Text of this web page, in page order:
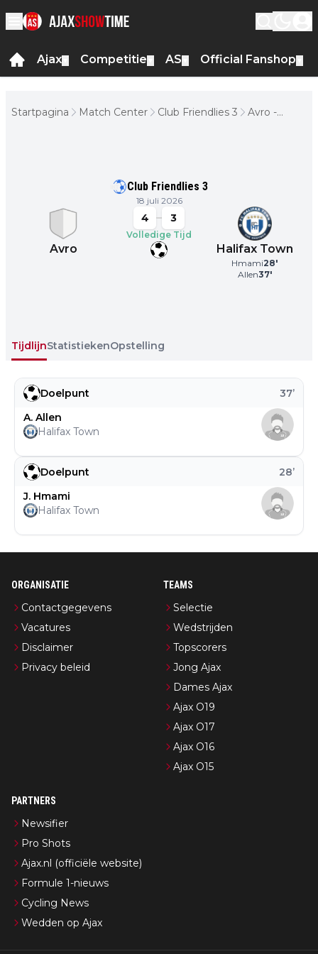
Ajax Competitie AS Official Fanshop
Startpagina Match Center Club Friendlies 3
Avro -
Club Friendlies 3
18 juli 2026
Avro
4 3
Volledige Tijd
Halifax Town
Hmami28'
Allen37'
TijdlijnStatistiekenOpstelling
Doelpunt 28’
J. Hmami
Halifax Town
Doelpunt 37’
A. Allen
Halifax Town
ORGANISATIE
Contactgegevens
Vacatures
Disclaimer
Privacy beleid
TEAMS
Selectie
Wedstrijden
Topscorers
Jong Ajax
Dames Ajax
Ajax O19
Ajax O17
Ajax O16
Ajax O15
PARTNERS
Newsifier
Pro Shots
Ajax.nl (officiële website)
Formule 1-nieuws
Cycling News
Wedden op Ajax